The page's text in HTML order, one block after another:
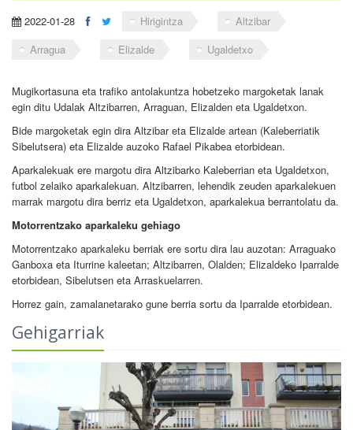
2022-01-28 Hirigintza
Altzibar
Arragua
Elizalde Ugaldetxo
Mugikortasuna eta trafiko antolakuntza hobetzeko margoketak lanak
egin ditu Udalak Altzibarren, Arraguan, Elizalden eta Ugaldetxon.
Bide margoketak egin dira Altzibar eta Elizalde artean (Kaleberriatik
Sibelutsera) eta Elizalde auzoko Rafael Pikabea etorbidean.
Aparkalekuak ere margotu dira Altzibarko Kaleberrian eta Ugaldetxon,
futbol zelaiko aparkalekuan. Altzibarren, lehendik zeuden aparkalekuen
marrak margotu dira berriz eta Ugaldetxon, aparkalekua berrantolatu da.
Motorrentzako aparkaleku gehiago
Motorrentzako aparkaleku berriak ere sortu dira lau auzotan: Arraguako
Ganboxa eta Iturrine kaleetan; Altzibarren, Olalden; Elizaldeko Iparralde
etorbidean, Sibelutsen eta Arraskuelarren.
Horrez gain, zamalanetarako gune berria sortu da Iparralde etorbidean.
Gehigarriak